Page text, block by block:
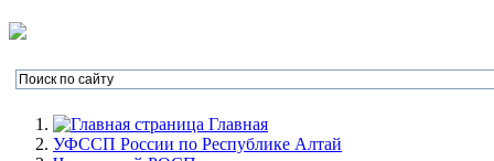
Главная
УФССП России по Республике Алтай